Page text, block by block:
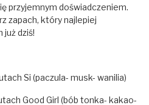
przyjemnym doświadczeniem.
zapach, który najlepiej
dziś!
Si (paczula- musk- wanilia)
Good Girl (bób tonka- kakao-